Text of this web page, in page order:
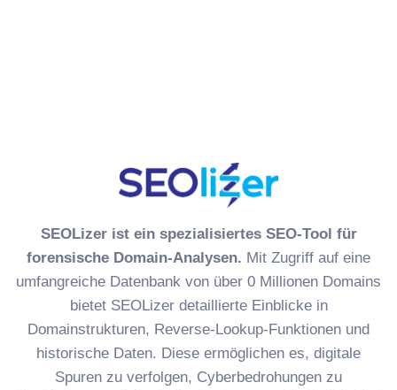
New
SEOLizer ist ein spezialisiertes SEO-Tool für
forensische Domain-Analysen. Mit Zugriff auf eine
umfangreiche Datenbank von über 0 Millionen Domains
bietet SEOLizer detaillierte Einblicke in
Domainstrukturen, Reverse-Lookup-Funktionen und
historische Daten. Diese ermöglichen es, digitale
Spuren zu verfolgen, Cyberbedrohungen zu